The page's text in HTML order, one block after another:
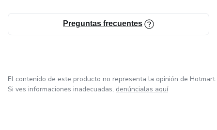
Preguntas frecuentes
El contenido de este producto no representa la opinión de Hotmart.
Si ves informaciones inadecuadas, denúncialas aquí